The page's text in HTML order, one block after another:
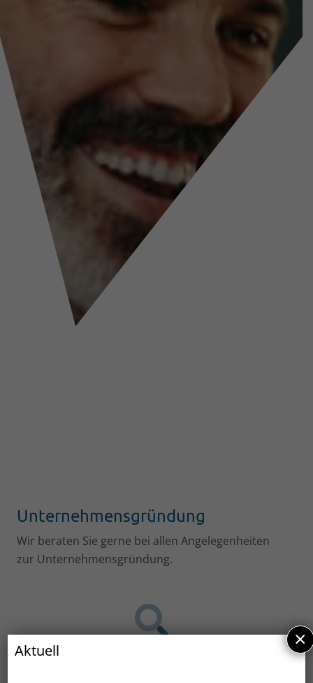
Unternehmensgründung
Wir beraten Sie gerne bei allen Angelegenheiten
zur Unternehmensgründung.
Aktuell ×